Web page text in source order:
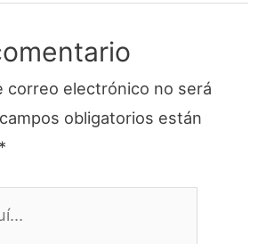
correo electrónico no será
obligatorios están
*